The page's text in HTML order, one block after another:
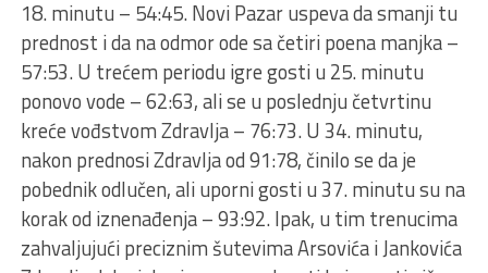
18. minutu – 54:45. Novi Pazar uspeva da smanji tu
prednost i da na odmor ode sa četiri poena manjka –
57:53. U trećem periodu igre gosti u 25. minutu
ponovo vode – 62:63, ali se u poslednju četvrtinu
kreće vođstvom Zdravlja – 76:73. U 34. minutu,
nakon prednosi Zdravlja od 91:78, činilo se da je
pobednik odlučen, ali uporni gosti u 37. minutu su na
korak od iznenađenja – 93:92. Ipak, u tim trenucima
zahvaljujući preciznim šutevima Arsovića i Jankovića